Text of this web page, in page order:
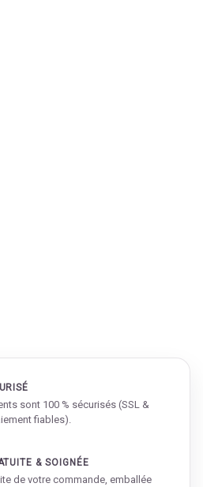
sont 100 % sécurisés (SSL &
fiables).
& SOIGNÉE
de votre commande, emballée